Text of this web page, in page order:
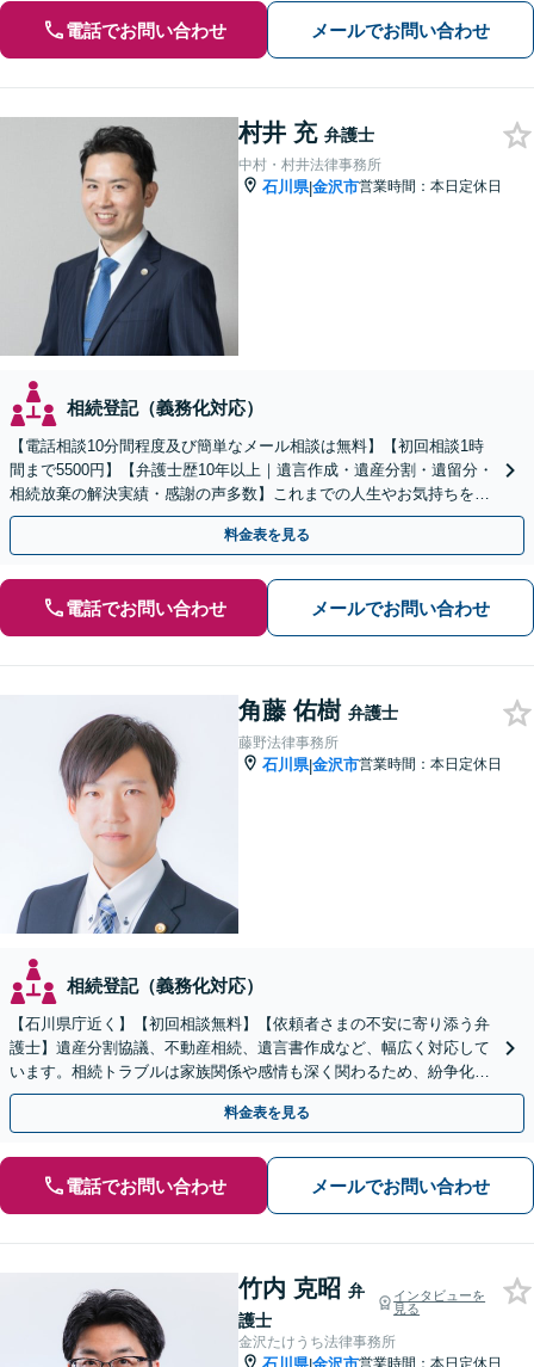
電話でお問い合わせ メールでお問い合わせ
村井 充 弁護士
中村・村井法律事務所
石川県|金沢市営業時間：本日定休日
相続登記（義務化対応）
【電話相談10分間程度及び簡単なメール相談は無料】【初回相談1時
間まで5500円】【弁護士歴10年以上｜遺言作成・遺産分割・遺留分・
相続放棄の解決実績・感謝の声多数】これまでの人生やお気持ちを汲
み取り、想いに寄り添った解決方法を提案します。
料金表を見る
電話でお問い合わせ メールでお問い合わせ
角藤 佑樹 弁護士
藤野法律事務所
石川県|金沢市営業時間：本日定休日
相続登記（義務化対応）
【石川県庁近く】【初回相談無料】【依頼者さまの不安に寄り添う弁
護士】遺産分割協議、不動産相続、遺言書作成など、幅広く対応して
います。相続トラブルは家族関係や感情も深く関わるため、紛争化し
やすい傾向にあります。お早めにご相談ください。
料金表を見る
電話でお問い合わせ メールでお問い合わせ
竹内 克昭 弁
護士
インタビューを
見る
金沢たけうち法律事務所
営業時間：本日定休日